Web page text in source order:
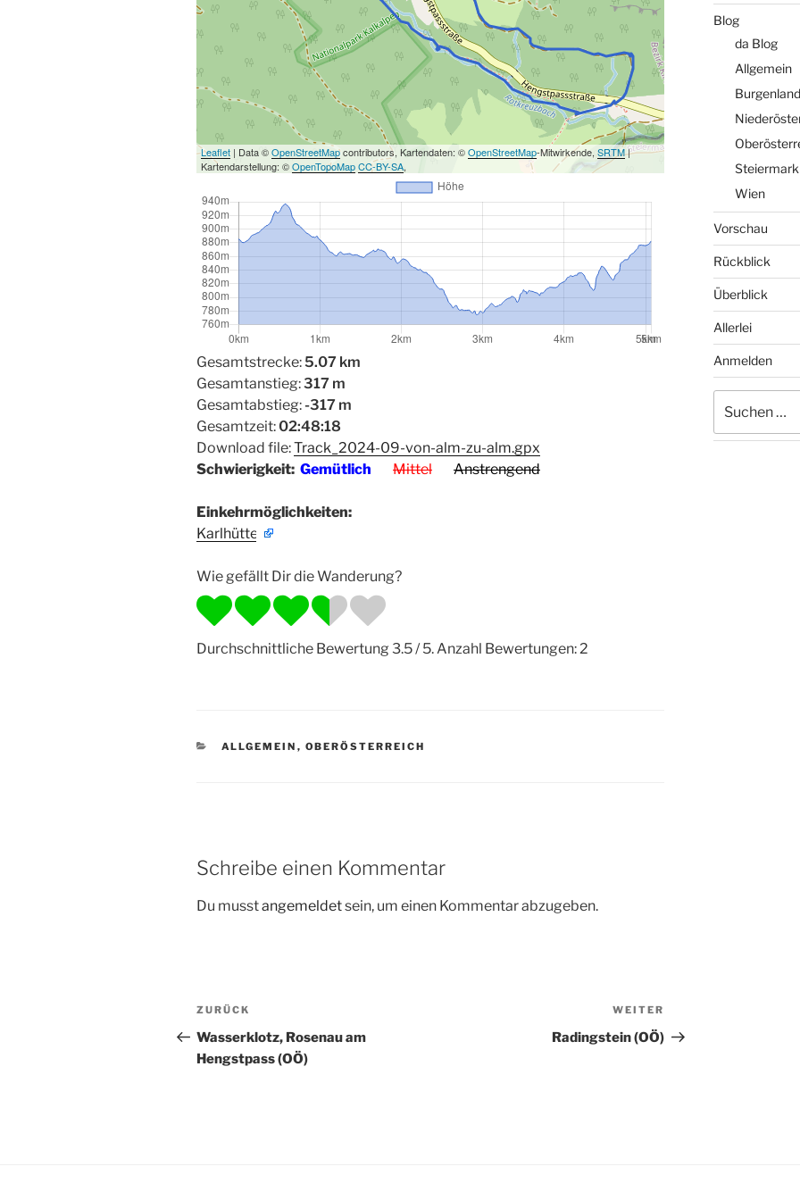
Leaflet | Data ©OpenStreetMapcontributors, Kartendaten: ©OpenStreetMap-Mitwirkende, SRTM|
Kartendarstellung: ©OpenTopoMapCC-BY-SA,
Gesamtstrecke:5.07 km
Gesamtanstieg:317 m
Gesamtabstieg:-317 m
Gesamtzeit:02:48:18
Download file:Track_2024-09-von-alm-zu-alm.gpx
Schwierigkeit: Gemütlich Mittel Anstrengend
Einkehrmöglichkeiten:
Karlhütte
Wie gefällt Dir die Wanderung?
Durchschnittliche Bewertung 3.5/ 5. Anzahl Bewertungen: 2
KATEGORIEN
ALLGEMEIN , OBERÖSTERREICH
Schreibe einen Kommentar
Du musstangemeldetsein, um einen Kommentar abzugeben.
Beitragsnavigation
Vorheriger
Beitrag
ZURÜCK
Wasserklotz, Rosenau am
Hengstpass (OÖ)
Beitrag
WEITER
Radingstein (OÖ)
Blog
da Blog
Allgemein
Burgenland
Steiermark
Wien
Vorschau
Rückblick
Überblick
Allerlei
Anmelden
nach: